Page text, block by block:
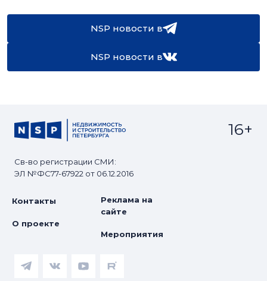
NSP новости в
NSP новости в
Св-во регистрации СМИ:
ЭЛ №ФС77-67922 от 06.12.2016
16+
Контакты
О проекте
Реклама на
сайте
Мероприятия